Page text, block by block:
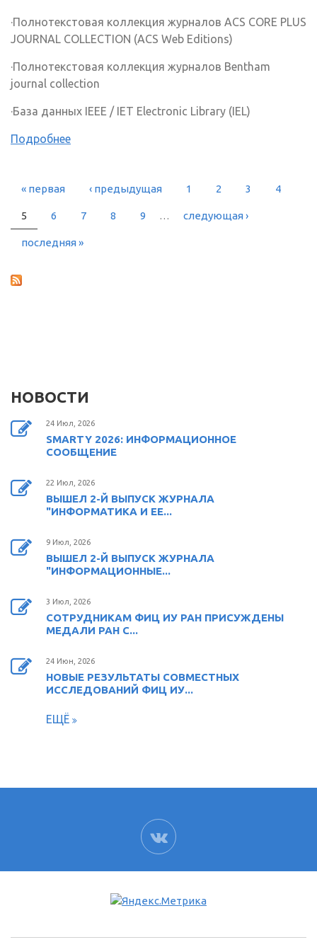
·Полнотекстовая коллекция журналов ACS CORE PLUS
JOURNAL COLLECTION (ACS Web Editions)
·Полнотекстовая коллекция журналов Bentham
journal collection
·База данных IEEE / IET Electronic Library (IEL)
Подробнее
СТРАНИЦЫ
« первая ‹ предыдущая 1 2 3 4
5 6 7 8 9 … следующая ›
последняя »
НОВОСТИ
24 Июл, 2026
SMARTY 2026: ИНФОРМАЦИОННОЕ
СООБЩЕНИЕ
22 Июл, 2026
ВЫШЕЛ 2-Й ВЫПУСК ЖУРНАЛА
"ИНФОРМАТИКА И ЕЕ...
9 Июл, 2026
ВЫШЕЛ 2-Й ВЫПУСК ЖУРНАЛА
"ИНФОРМАЦИОННЫЕ...
3 Июл, 2026
СОТРУДНИКАМ ФИЦ ИУ РАН ПРИСУЖДЕНЫ
МЕДАЛИ РАН С...
24 Июн, 2026
НОВЫЕ РЕЗУЛЬТАТЫ СОВМЕСТНЫХ
ИССЛЕДОВАНИЙ ФИЦ ИУ...
ЕЩЁ
ВК